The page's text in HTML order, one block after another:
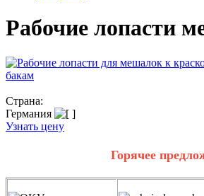
Рабочие лопасти
Страна:
Германия
Узнать цену
Горячее